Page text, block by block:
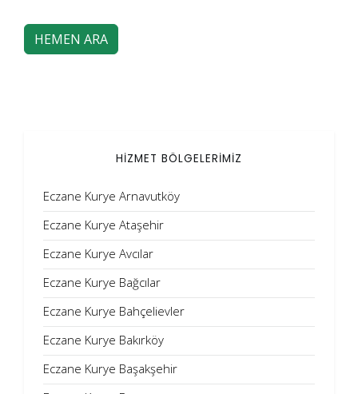
HEMEN ARA
HİZMET BÖLGELERİMİZ
Eczane Kurye Arnavutköy
Eczane Kurye Ataşehir
Eczane Kurye Avcılar
Eczane Kurye Bağcılar
Eczane Kurye Bahçelievler
Eczane Kurye Bakırköy
Eczane Kurye Başakşehir